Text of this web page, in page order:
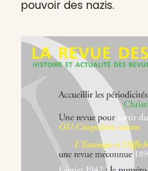
pouvoir des nazis.